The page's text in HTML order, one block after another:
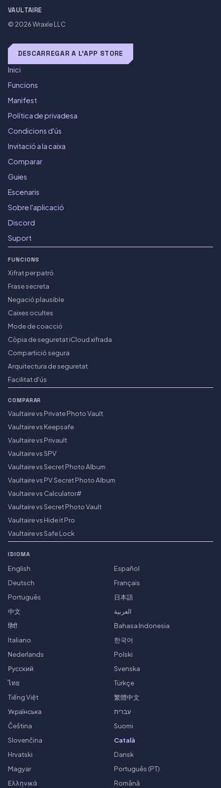
VAULTAIRE
© 2026Wraxle LLC
DESCARREGAR A L'APP STORE
Inici
Funcions
Manifest
Política de privadesa
Condicions d'ús
Invitació a la caixa
Comparar
Guies
Escenaris
Sobre l'aplicació
Discord
Suport
FUNCIONS
Xifrat per patró
Frase secreta
Negació plausible
Caixes ocultes
Mode de coacció
Còpia de seguretat iCloud xifrada
Compartició segura
Arquitectura de seguretat
Facilitat d'ús
COMPARAR
Vaultaire vs Private Photo Vault
Vaultaire vs Keepsafe
Vaultaire vs Privault
Vaultaire vs SPV
Vaultaire vs Secret Photo Album
Vaultaire vs PV Secret Photo Album
Vaultaire vs Calculator#
Vaultaire vs Secret Photo Vault
Vaultaire vs Hide it Pro
Vaultaire vs Safe Lock
IDIOMA
English
Español
Deutsch
Français
Português
日本語
中文
العربية
हिंदी
Bahasa Indonesia
Italiano
한국어
Nederlands
Polski
Русский
Svenska
ไทย
Türkçe
Tiếng Việt
繁體中文
Українська
עברית
Čeština
Suomi
Slovenčina
Català
Hrvatski
Dansk
Magyar
Português (PT)
Ελληνικά
Română